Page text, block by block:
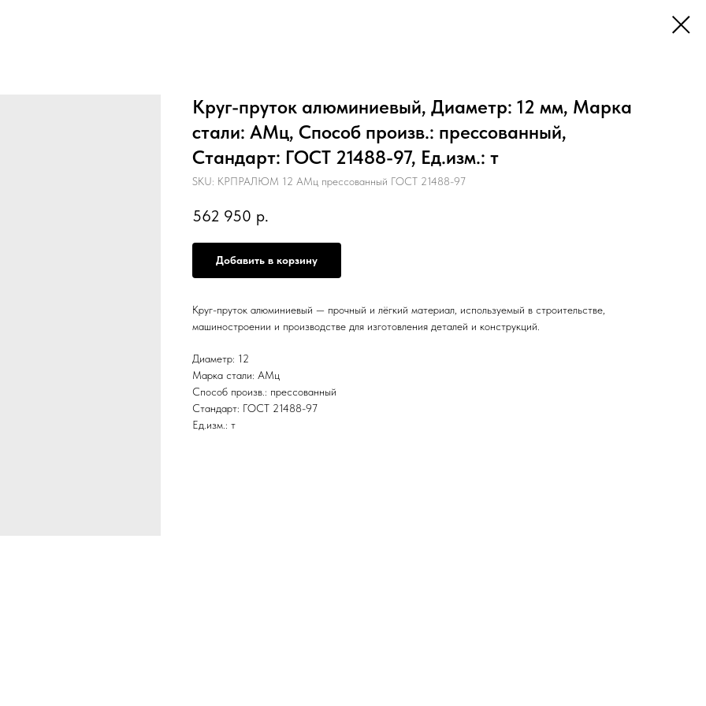
Круг-пруток алюминиевый, Диаметр: 12 мм, Марка
стали: АМц, Способ произв.: прессованный,
Стандарт: ГОСТ 21488-97, Ед.изм.: т
SKU: КРПРАЛЮМ 12 АМц прессованный ГОСТ 21488-97
562 950 р.
Добавить в корзину
Круг-пруток алюминиевый — прочный и лёгкий материал, используемый в строительстве,
машиностроении и производстве для изготовления деталей и конструкций.
Диаметр: 12
Марка стали: АМц
Способ произв.: прессованный
Стандарт: ГОСТ 21488-97
Ед.изм.: т